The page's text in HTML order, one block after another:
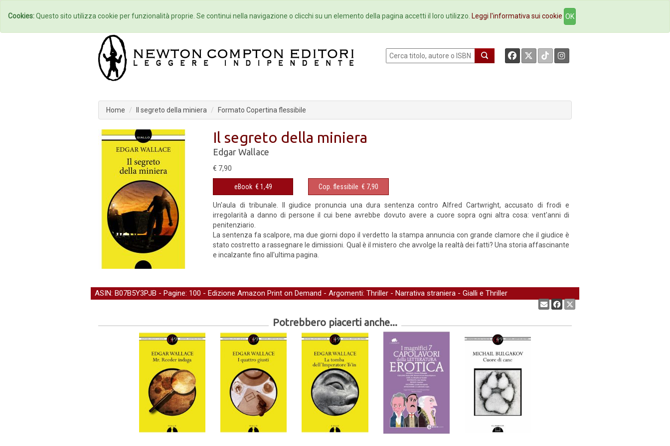
Home Autori Eventi Collane Newsletter Ebookstore Contatti
Home Il segreto della miniera Formato Copertina flessibile
Il segreto della miniera
Edgar Wallace
€ 7,90
eBook € 1,49 Cop. flessibile € 7,90
Un'aula di tribunale. Il giudice pronuncia una dura sentenza contro Alfred Cartwright, accusato di frodi e
irregolarità a danno di persone il cui bene avrebbe dovuto avere a cuore sopra ogni altra cosa: vent'anni di
penitenziario.
La sentenza fa scalpore, ma due giorni dopo il verdetto la stampa annuncia con grande clamore che il giudice è
stato costretto a rassegnare le dimissioni. Qual è il mistero che avvolge la realtà dei fatti? Una storia affascinante
e incalzante fino all'ultima pagina.
ASIN: B07B5Y3PJB - Pagine: 100 - Edizione Amazon Print on Demand - Argomenti: Thriller - Narrativa straniera - Gialli e Thriller
Potrebbero piacerti anche...
Cookies:Questo sito utilizza cookie per funzionalità proprie. Se continui nella navigazione o clicchi su un elemento della pagina accetti il loro utilizzo. Leggi l'informativa sui cookie OK